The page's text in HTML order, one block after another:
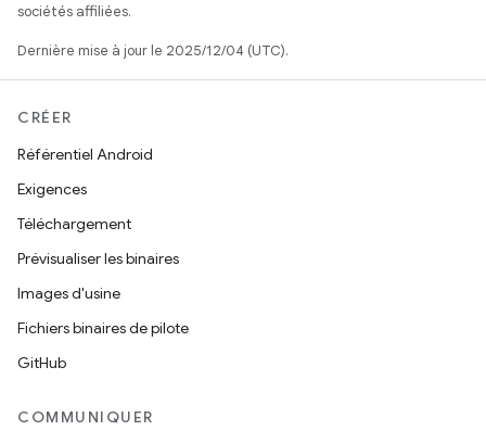
sociétés affiliées.
Dernière mise à jour le 2025/12/04 (UTC).
CRÉER
Référentiel Android
Exigences
Téléchargement
Prévisualiser les binaires
Images d'usine
Fichiers binaires de pilote
GitHub
COMMUNIQUER